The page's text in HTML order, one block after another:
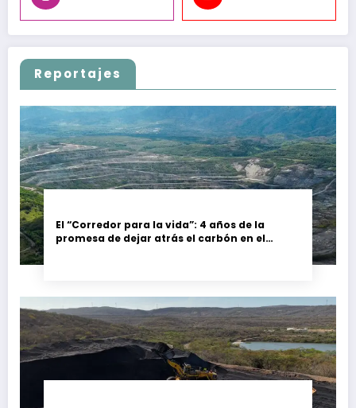
Reportajes
El “Corredor para la vida”: 4 años de la
promesa de dejar atrás el carbón en el